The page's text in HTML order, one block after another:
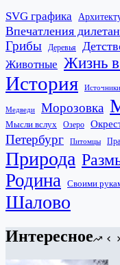
SVG графика
Впечатления
Грибы Деревья
Животные Жизнь
История Источники
Медведи Морозовка
Мысли вслух
Озеро
Петербург Питомцы
Природа
Родина Своими
Шалово
Интересное